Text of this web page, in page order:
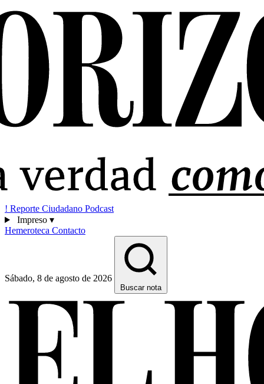
! Reporte Ciudadano Podcast
Impreso ▾
Hemeroteca Contacto
Sábado, 8 de agosto de 2026
Buscar nota